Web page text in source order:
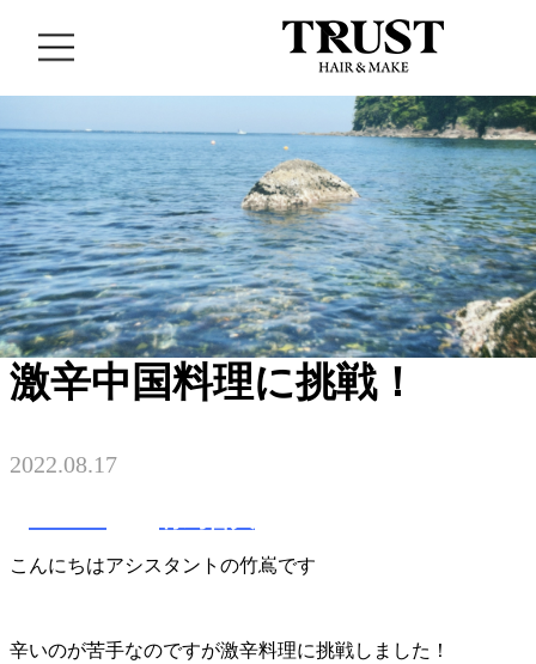
044-711-1140
BLOG
激辛中国料理に挑戦！
2022.08.17
こんにちはアシスタントの竹嶌です
辛いのが苦手なのですが激辛料理に挑戦しました！